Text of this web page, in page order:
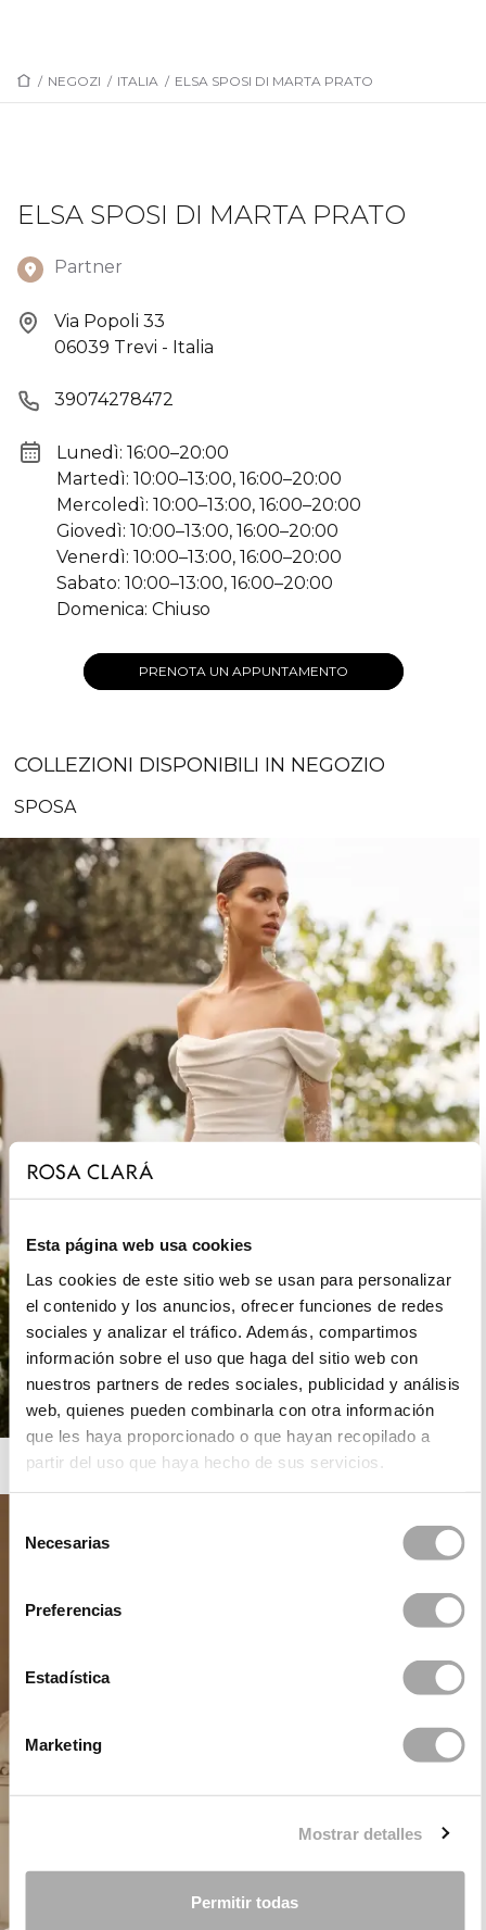
Esta página web usa cookies
Las cookies de este sitio web se usan para personalizar
el contenido y los anuncios, ofrecer funciones de redes
sociales y analizar el tráfico. Además, compartimos
información sobre el uso que haga del sitio web con
nuestros partners de redes sociales, publicidad y análisis
web, quienes pueden combinarla con otra información
que les haya proporcionado o que hayan recopilado a
partir del uso que haya hecho de sus servicios.
Necesarias
Preferencias
Estadística
Marketing
Mostrar detalles
Permitir todas
/ NEGOZI / ITALIA / ELSA SPOSI DI MARTA PRATO
ELSA SPOSI DI MARTA PRATO
Partner
Via Popoli 33
06039 Trevi - Italia
39074278472
Lunedì: 16:00–20:00
Martedì: 10:00–13:00, 16:00–20:00
Mercoledì: 10:00–13:00, 16:00–20:00
Giovedì: 10:00–13:00, 16:00–20:00
Venerdì: 10:00–13:00, 16:00–20:00
Sabato: 10:00–13:00, 16:00–20:00
Domenica: Chiuso
PRENOTA UN APPUNTAMENTO
COLLEZIONI DISPONIBILI IN NEGOZIO
SPOSA
ROSA CLARÁ